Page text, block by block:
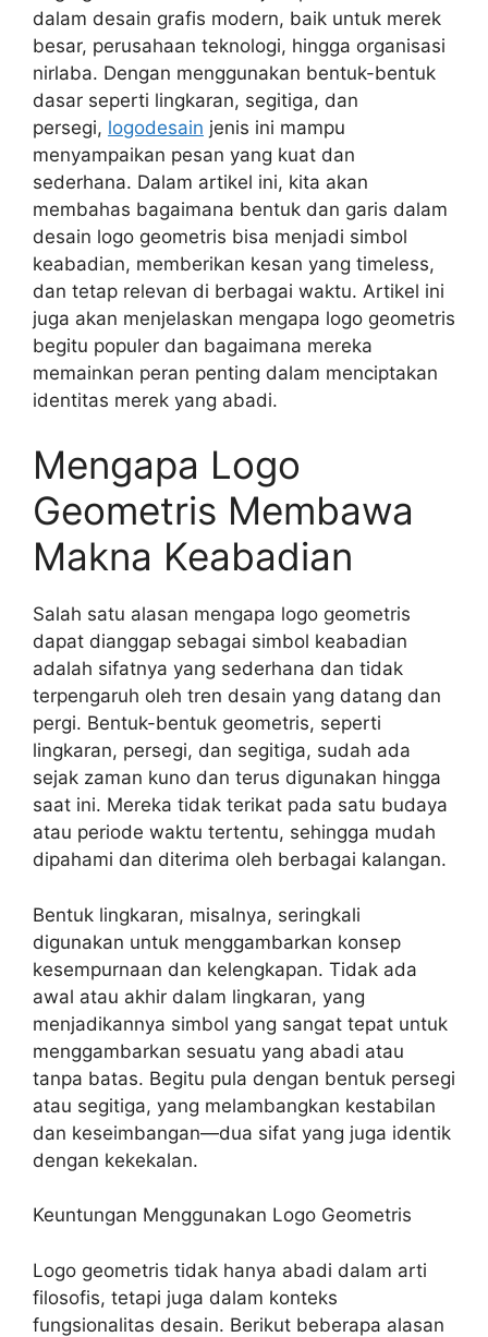
dalam desain grafis modern, baik untuk merek
besar, perusahaan teknologi, hingga organisasi
nirlaba. Dengan menggunakan bentuk-bentuk
dasar seperti lingkaran, segitiga, dan
persegi, logodesain jenis ini mampu
menyampaikan pesan yang kuat dan
sederhana. Dalam artikel ini, kita akan
membahas bagaimana bentuk dan garis dalam
desain logo geometris bisa menjadi simbol
keabadian, memberikan kesan yang timeless,
dan tetap relevan di berbagai waktu. Artikel ini
juga akan menjelaskan mengapa logo geometris
begitu populer dan bagaimana mereka
memainkan peran penting dalam menciptakan
identitas merek yang abadi.
Mengapa Logo
Geometris Membawa
Makna Keabadian
Salah satu alasan mengapa logo geometris
dapat dianggap sebagai simbol keabadian
adalah sifatnya yang sederhana dan tidak
terpengaruh oleh tren desain yang datang dan
pergi. Bentuk-bentuk geometris, seperti
lingkaran, persegi, dan segitiga, sudah ada
sejak zaman kuno dan terus digunakan hingga
saat ini. Mereka tidak terikat pada satu budaya
atau periode waktu tertentu, sehingga mudah
dipahami dan diterima oleh berbagai kalangan.
Bentuk lingkaran, misalnya, seringkali
digunakan untuk menggambarkan konsep
kesempurnaan dan kelengkapan. Tidak ada
awal atau akhir dalam lingkaran, yang
menjadikannya simbol yang sangat tepat untuk
menggambarkan sesuatu yang abadi atau
tanpa batas. Begitu pula dengan bentuk persegi
atau segitiga, yang melambangkan kestabilan
dan keseimbangan—dua sifat yang juga identik
dengan kekekalan.
Keuntungan Menggunakan Logo Geometris
Logo geometris tidak hanya abadi dalam arti
filosofis, tetapi juga dalam konteks
fungsionalitas desain. Berikut beberapa alasan